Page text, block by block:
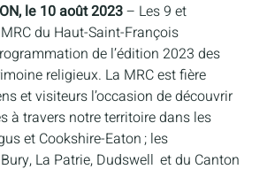
le 10 août 2023– Les 9 et
du Haut-Saint-François
de l’édition 2023 des
religieux. La MRC est fière
et visiteurs l’occasion de découvrir
à travers notre territoire dans les
et Cookshire-Eaton ; les
La Patrie, Dudswell et du Canton